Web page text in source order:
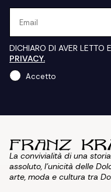
DICHIARO DI AVER LETTO
PRIVACY.
Accetto
La convivialità di una
assoluto, l'unicità delle
arte, moda e cultura tra